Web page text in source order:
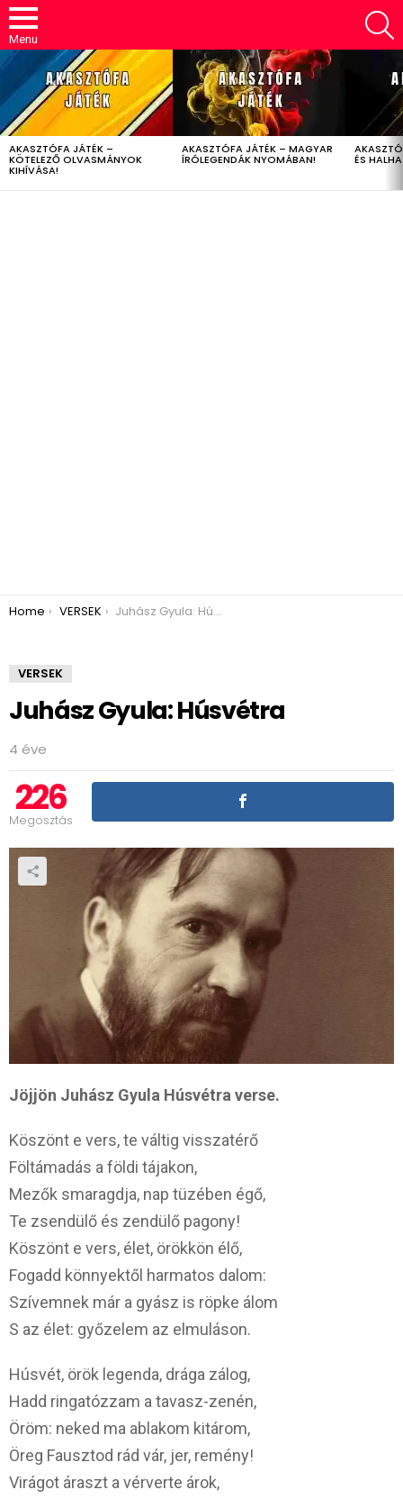
Menu
LATEST
STORIES
AKASZTÓFA JÁTÉK –
KÖTELEZŐ OLVASMÁNYOK
KIHÍVÁSA!
AKASZTÓFA JÁTÉK – MAGYAR
ÍRÓLEGENDÁK NYOMÁBAN! ÉS
You are here:
Home VERSEK Juhász Gyula: Húsvétra
VERSEK
Juhász Gyula: Húsvétra
4 éve
226
Megosztás
Jöjjön Juhász Gyula Húsvétra verse.
Köszönt e vers, te váltig visszatérő
Föltámadás a földi tájakon,
Mezők smaragdja, nap tüzében égő,
Te zsendülő és zendülő pagony!
Köszönt e vers, élet, örökkön élő,
Fogadd könnyektől harmatos dalom:
Szívemnek már a gyász is röpke álom
S az élet: győzelem az elmuláson.
Húsvét, örök legenda, drága zálog,
Hadd ringatózzam a tavasz-zenén,
Öröm: neked ma ablakom kitárom,
Öreg Fausztod rád vár, jer, remény!
Virágot áraszt a vérverte árok,